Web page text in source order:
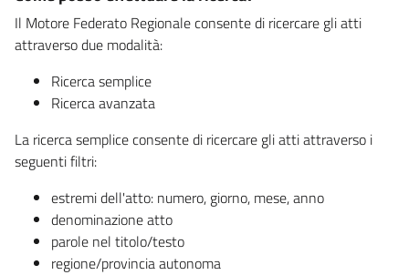
Il Motore Federato Regionale consente di ricercare gli atti
attraverso due modalità:
Ricerca semplice
Ricerca avanzata
La ricerca semplice consente di ricercare gli atti attraverso i
seguenti filtri:
estremi dell'atto: numero, giorno, mese, anno
denominazione atto
parole nel titolo/testo
regione/provincia autonoma